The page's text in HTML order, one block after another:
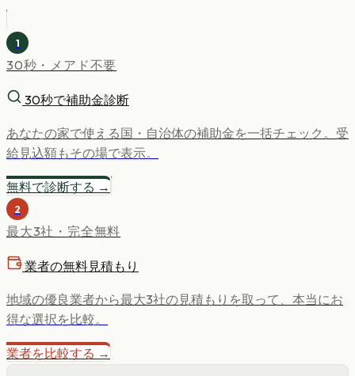
1
30秒・メアド不要
30秒で補助金診断
あなたの家で使える国・自治体の補助金を一括チェック。受
給見込額もその場で表示。
無料で診断する →
2
最大3社・完全無料
業者の無料見積もり
地域の優良業者から最大3社の見積もりを取って、本当にお
得な選択を比較。
業者を比較する →